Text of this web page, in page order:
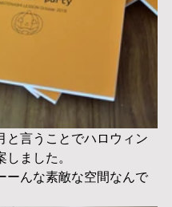
と言うことでハロウィン
ました。
ーんな素敵な空間なんで